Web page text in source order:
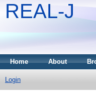
REAL-J
Home About
Login